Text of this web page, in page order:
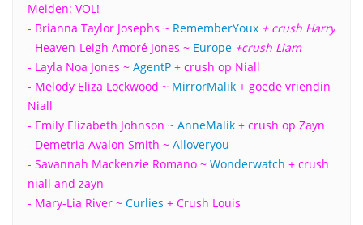
Meiden: VOL!
- Brianna Taylor Josephs ~ RememberYoux + crush Harry
- Heaven-Leigh Amoré Jones ~ Europe +crush Liam
- Layla Noa Jones ~ AgentP + crush op Niall
- Melody Eliza Lockwood ~ MirrorMalik + goede vriendin
Niall
- Emily Elizabeth Johnson ~ AnneMalik + crush op Zayn
- Demetria Avalon Smith ~ Alloveryou
- Savannah Mackenzie Romano ~ Wonderwatch + crush
niall and zayn
- Mary-Lia River ~ Curlies + Crush Louis